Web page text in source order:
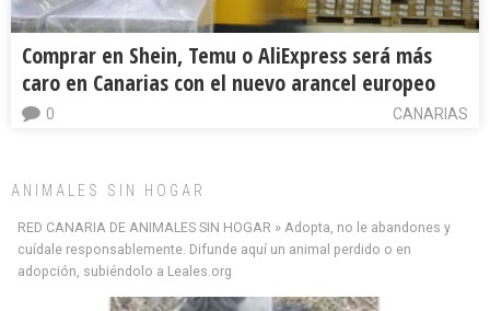
Comprar en Shein, Temu o AliExpress será más
caro en Canarias con el nuevo arancel europeo
CANARIAS
0
ANIMALES SIN HOGAR
RED CANARIA DE ANIMALES SIN HOGAR » Adopta, no le abandones y
cuídale responsablemente. Difunde aquí un animal perdido o en
adopción, subiéndolo a Leales.org